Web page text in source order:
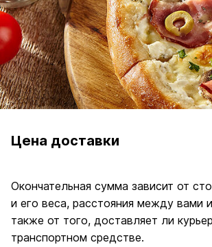
Цена доставки
Окончательная сумма зависит от
и его веса, расстояния между вами
также от того, доставляет ли
транспортном средстве.